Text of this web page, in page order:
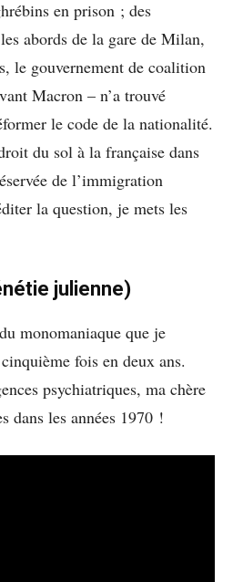
en prison ; des
abords de la gare de Milan,
le gouvernement de coalition
Macron – n’a trouvé
le code de la nationalité.
du sol à la française dans
de l’immigration
la question, je mets les
julienne)
monomaniaque que je
fois en deux ans.
psychiatriques, ma chère
dans les années 1970 !